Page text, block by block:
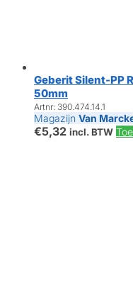
Geberit Silent-PP
50mm
Artnr: 390.474.14.1
Magazijn Van
€5,32 incl. BTW